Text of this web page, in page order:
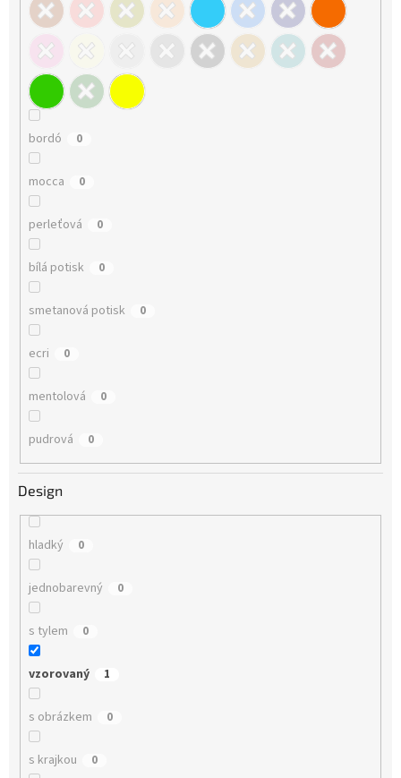
bordó 0
mocca 0
perleťová 0
bílá potisk 0
smetanová potisk 0
ecri 0
mentolová 0
pudrová 0
Design
hladký 0
jednobarevný 0
s tylem 0
vzorovaný 1
s obrázkem 0
s krajkou 0